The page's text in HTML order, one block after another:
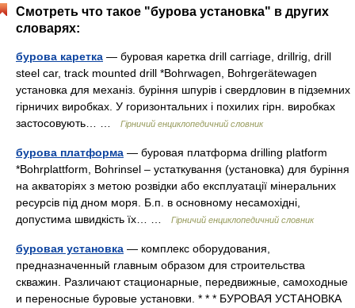
Смотреть что такое "бурова установка" в других
словарях:
бурова каретка — буровая каретка drill carriage, drillrig, drill
steel car, track mounted drill *Bohrwagen, Bohrgerätewagen
установка для механіз. буріння шпурів і свердловин в підземних
гірничих виробках. У горизонтальних і похилих гірн. виробках
застосовують… …
Гірничий енциклопедичний словник
бурова платформа — буровая платформа drilling platform
*Bohrplattform, Bohrinsel – устаткування (установка) для буріння
на акваторіях з метою розвідки або експлуатації мінеральних
ресурсів під дном моря. Б.п. в основному несамохідні,
допустима швидкість їх… …
Гірничий енциклопедичний словник
буровая установка — комплекс оборудования,
предназначенный главным образом для строительства
скважин. Различают стационарные, передвижные, самоходные
и переносные буровые установки. * * * БУРОВАЯ УСТАНОВКА